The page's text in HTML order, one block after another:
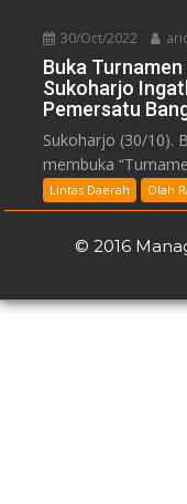
30/Oct/2022
Buka
Sukoharjo
Pemersatu
Sukoharjo (30/10).
membuka
Lintas Daerah Olah
© 2016